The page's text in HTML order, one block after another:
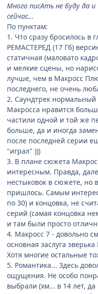
Много писАть не буду да
сейчас...
По пунктам:
1. Что сразу бросилось в
РЕМАСТЕРЕД (17 Гб)
статичная (маловато
и мелкие сцены, но
лучше, чем в Макросс
последнего, не очень
2. Саундтрек
Макросса нравится
частили одной и той же
больше, да и иногда
после последней серии
"играл" )))
3. В плане сюжета
интересным. Правда,
нестыковок в сюжете, но
пришлось. Самым
по 30) и концовка, не
серий (самая концовка
и там были просто
4. Макросс 7 - довольно
основная заслуга
Хотя многие остальные
5. Романтика... Здесь
ощущения. Не особо
выбрали (хм... в 14 лет,